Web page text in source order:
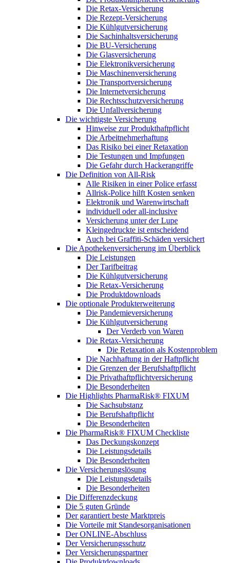
Die Retax-Versicherung
Die Rezept-Versicherung
Die Kühlgutversicherung
Die Sachinhaltsversicherung
Die BU-Versicherung
Die Glasversicherung
Die Elektronikversicherung
Die Maschinenversicherung
Die Transportversicherung
Die Internetversicherung
Die Rechtsschutzversicherung
Die Unfallversicherung
Die wichtigste Versicherung
Hinweise zur Produkthaftpflicht
Die Arbeitnehmerhaftung
Das Risiko bei einer Retaxation
Die Testungen und Impfungen
Die Gefahr durch Hackerangriffe
Die Definition von All-Risk
Alle Risiken in einer Police erfasst
Allrisk-Police hilft Kosten senken
Elektronik und Warenwirtschaft
individuell oder all-inclusive
Versicherung unter der Lupe
Kleingedruckte ist entscheidend
Auch bei Graffiti-Schäden versichert
Die Apothekenversicherung im Überblick
Die Leistungen
Der Tarifbeitrag
Die Kühlgutversicherung
Die Retax-Versicherung
Die Produktdownloads
Die optionale Produkterweiterung
Die Pandemieversicherung
Die Kühlgutversicherung
Der Verderb von Waren
Die Retax-Versicherung
Die Retaxation als Kostenproblem
Die Nachhaftung in der Haftpflicht
Die Grenzen der Berufshaftpflicht
Die Privathaftpflichtversicherung
Die Besonderheiten
Die Highlights PharmaRisk® FIXUM
Die Sachsubstanz
Die Berufshaftpflicht
Die Besonderheiten
Die PharmaRisk® FIXUM Checkliste
Das Deckungskonzept
Die Leistungsdetails
Die Besonderheiten
Die Versicherungslösung
Die Leistungsdetails
Die Besonderheiten
Die Differenzdeckung
Die 5 guten Gründe
Der garantiert beste Marktpreis
Die Vorteile mit Standesorganisationen
Der ONLINE-Abschluss
Der Versicherungsschutz
Der Versicherungspartner